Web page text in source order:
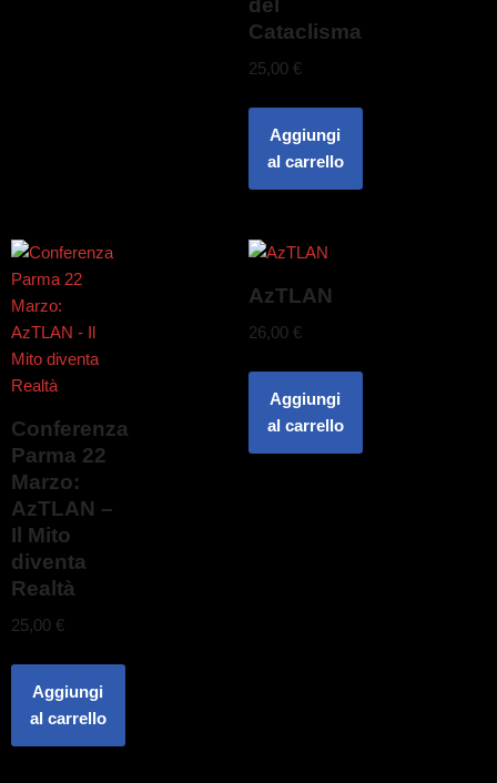
del
Cataclisma
25,00 €
Aggiungi
al carrello
Conferenza
Parma 22
Marzo:
AzTLAN –
Il Mito
diventa
Realtà
25,00 €
Aggiungi
al carrello
AzTLAN
26,00 €
Aggiungi
al carrello